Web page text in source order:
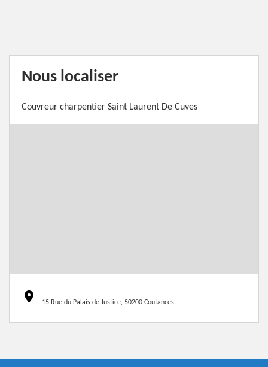
Nous localiser
Couvreur charpentier Saint Laurent De Cuves
15 Rue du Palais de Justice, 50200 Coutances